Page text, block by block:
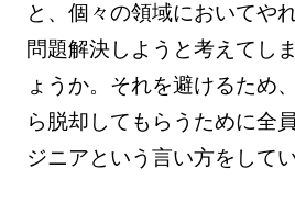
と、個々の領域においてや
問題解決しようと考えてし
ょうか。それを避けるため
ら脱却してもらうために全
ジニアという言い方をしてい